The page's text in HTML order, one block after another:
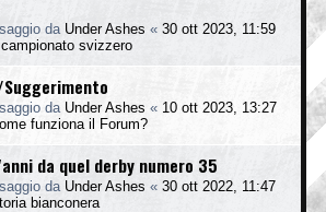
da Under Ashes « 30 ott 2023, 11:59
campionato svizzero
da Under Ashes « 10 ott 2023, 13:27
funziona il Forum?
da quel derby numero 35
da Under Ashes « 30 ott 2022, 11:47
bianconera